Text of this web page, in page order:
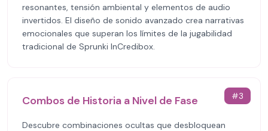
resonantes, tensión ambiental y elementos de audio
invertidos. El diseño de sonido avanzado crea narrativas
emocionales que superan los límites de la jugabilidad
tradicional de Sprunki InCredibox.
#3
Combos de Historia a Nivel de Fase
Descubre combinaciones ocultas que desbloquean